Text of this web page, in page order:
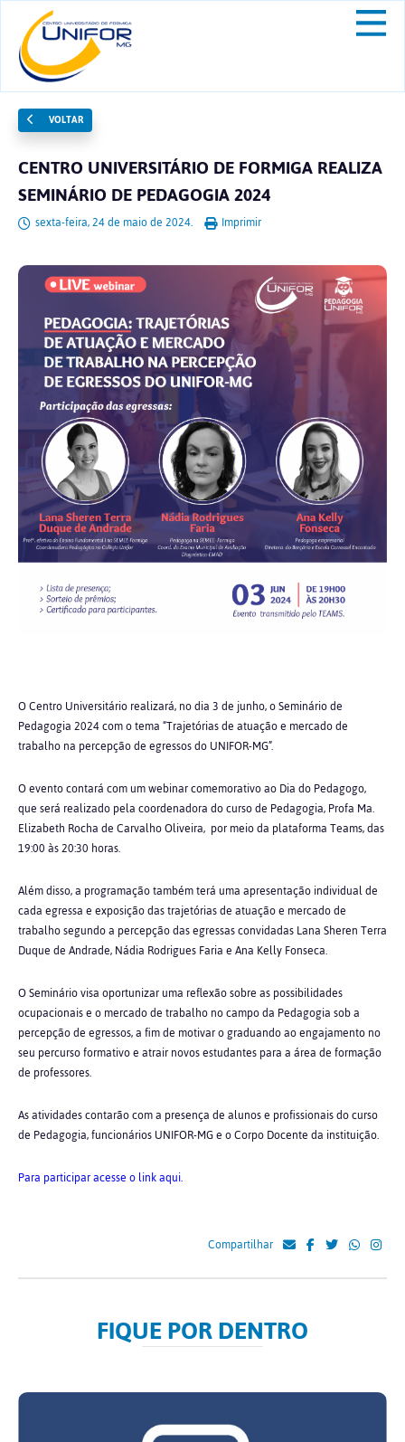
VOLTAR
CENTRO UNIVERSITÁRIO DE FORMIGA REALIZA
SEMINÁRIO DE PEDAGOGIA 2024
sexta-feira, 24 de maio de 2024. Imprimir
O Centro Universitário realizará, no dia 3 de junho, o Seminário de
Pedagogia 2024 com o tema “Trajetórias de atuação e mercado de
trabalho na percepção de egressos do UNIFOR-MG”.
O evento contará com um webinar comemorativo ao Dia do Pedagogo,
que será realizado pela coordenadora do curso de Pedagogia, Profa Ma.
Elizabeth Rocha de Carvalho Oliveira, por meio da plataforma Teams, das
19:00 às 20:30 horas.
Além disso, a programação também terá uma apresentação individual de
cada egressa e exposição das trajetórias de atuação e mercado de
trabalho segundo a percepção das egressas convidadas Lana Sheren Terra
Duque de Andrade, Nádia Rodrigues Faria e Ana Kelly Fonseca.
O Seminário visa oportunizar uma reflexão sobre as possibilidades
ocupacionais e o mercado de trabalho no campo da Pedagogia sob a
percepção de egressos, a fim de motivar o graduando ao engajamento no
seu percurso formativo e atrair novos estudantes para a área de formação
de professores.
As atividades contarão com a presença de alunos e profissionais do curso
de Pedagogia, funcionários UNIFOR-MG e o Corpo Docente da instituição.
Para participar acesse o link aqui.
Compartilhar
FIQUE POR DENTRO